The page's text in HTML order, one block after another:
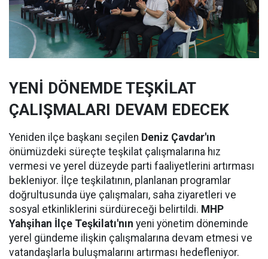
YENİ DÖNEMDE TEŞKİLAT
ÇALIŞMALARI DEVAM EDECEK
Yeniden ilçe başkanı seçilen Deniz Çavdar'ın
önümüzdeki süreçte teşkilat çalışmalarına hız
vermesi ve yerel düzeyde parti faaliyetlerini artırması
bekleniyor. İlçe teşkilatının, planlanan programlar
doğrultusunda üye çalışmaları, saha ziyaretleri ve
sosyal etkinliklerini sürdüreceği belirtildi. MHP
Yahşihan İlçe Teşkilatı'nın yeni yönetim döneminde
yerel gündeme ilişkin çalışmalarına devam etmesi ve
vatandaşlarla buluşmalarını artırması hedefleniyor.